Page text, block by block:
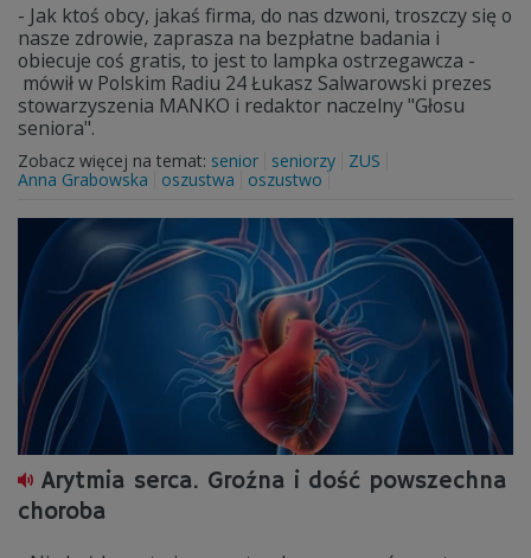
- Jak ktoś obcy, jakaś firma, do nas dzwoni, troszczy się o
nasze zdrowie, zaprasza na bezpłatne badania i
obiecuje coś gratis, to jest to lampka ostrzegawcza -
mówił w Polskim Radiu 24 Łukasz Salwarowski prezes
stowarzyszenia MANKO i redaktor naczelny "Głosu
seniora".
Zobacz więcej na temat: senior seniorzy
ZUS
Anna Grabowska
oszustwa oszustwo
Arytmia serca. Groźna i dość powszechna
choroba